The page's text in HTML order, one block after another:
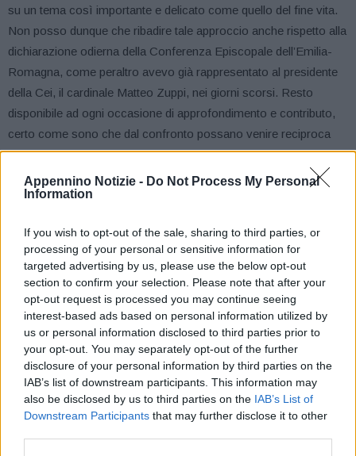
Appennino Notizie - Do Not Process My Personal
Information
If you wish to opt-out of the sale, sharing to third parties, or
processing of your personal or sensitive information for
targeted advertising by us, please use the below opt-out
section to confirm your selection. Please note that after your
opt-out request is processed you may continue seeing
interest-based ads based on personal information utilized by
us or personal information disclosed to third parties prior to
your opt-out. You may separately opt-out of the further
disclosure of your personal information by third parties on the
IAB’s list of downstream participants. This information may
also be disclosed by us to third parties on the IAB’s List of
Downstream Participants that may further disclose it to other
su un tema così importante e delicato come quello del fine vita.
Non posso dunque che ribadire tale approccio anche rispetto alla
dichiarazione odierna della Conferenza Episcopale dell’Emilia-
Romagna, come peraltro avevo già rappresentato al presidente
della Cei, il cardinale Matteo Zuppi, nei giorni scorsi. Resto
disponibile ad ogni occasione di approfondimento e contributo,
certo come sono che dal confronto possano venire reciproca
comprensione e collaborazione, come sempre accaduto con i
vescovi dell’Emilia-Romagna”.
prosegue: “Quanto al merito, non posso che ribadire quanto
espresso: le sentenze della Corte Costituzionale si applicano,
come prescrive la Costituzione italiana. Possono certamente
essere discusse e non condivise, ma non disattese, in ossequio
al principio di legalità”.
“Come noto, la Corte Costituzionale si è pronunciata per
colmare un vuoto sulla materia prodotto dall’inerzia prolungata
del Parlamento. E lo ha fatto, ancora una volta, chiedendo alle
Camere di legiferare, di discutere e approvare una legge
nazionale. E questo è anche il mio auspicio”.